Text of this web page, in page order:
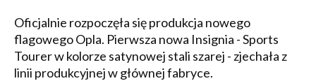
Elektryczne
Oficjalnie rozpoczęła się produkcja nowego
flagowego Opla. Pierwsza nowa Insignia - Sports
Tourer w kolorze satynowej stali szarej - zjechała z
linii produkcyjnej w głównej fabryce.